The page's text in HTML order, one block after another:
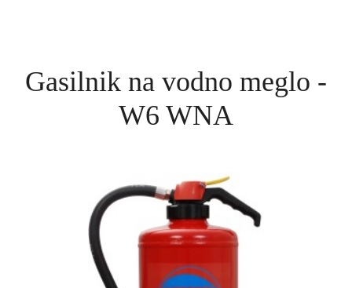
Gasilnik na vodno meglo -
W6 WNA